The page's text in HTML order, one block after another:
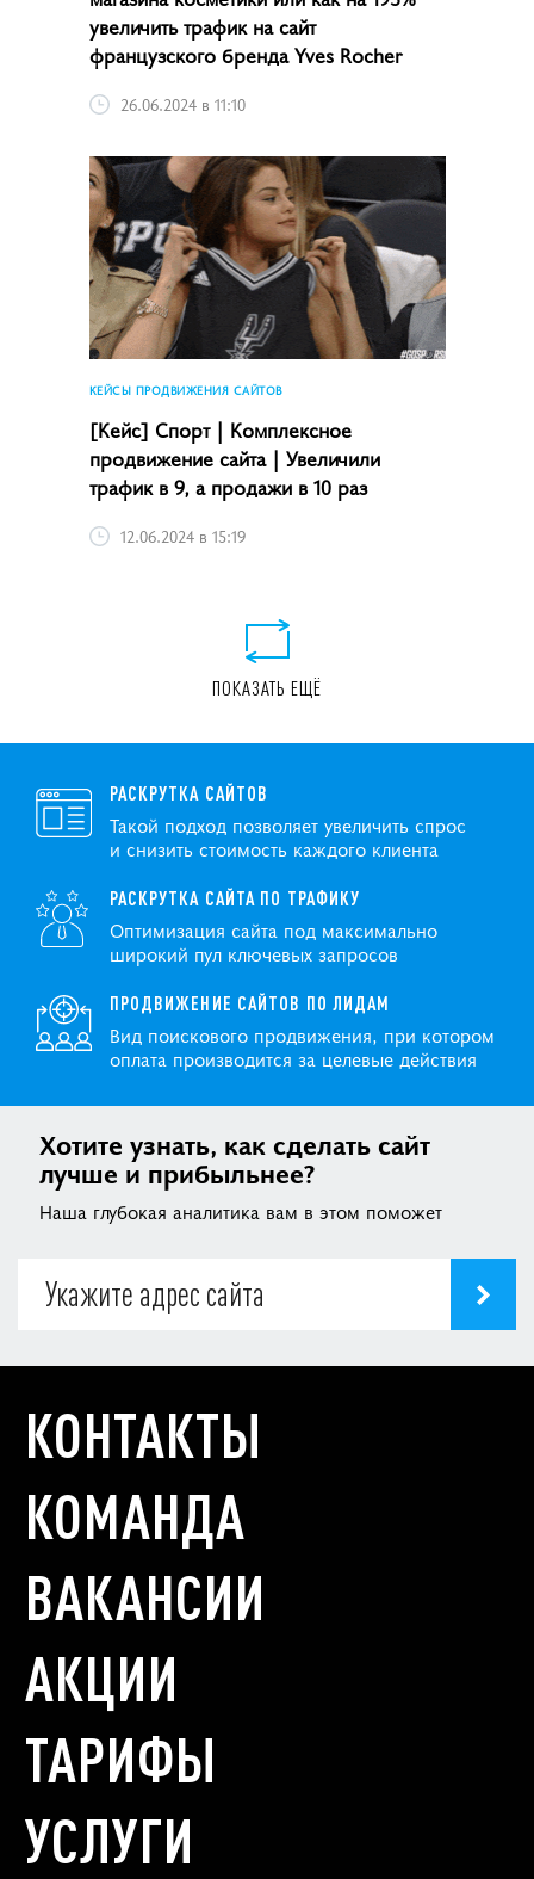
увеличить трафик на сайт
французского бренда Yves Rocher
26.06.2024 в 11:10
КЕЙСЫ ПРОДВИЖЕНИЯ САЙТОВ
[Кейс] Спорт | Комплексное
продвижение сайта | Увеличили
трафик в 9, а продажи в 10 раз
12.06.2024 в 15:19
ПОКАЗАТЬ ЕЩЁ
РАСКРУТКА САЙТОВ
Такой подход позволяет увеличить спрос
и снизить стоимость каждого клиента
РАСКРУТКА САЙТА ПО ТРАФИКУ
Оптимизация сайта под максимально
широкий пул ключевых запросов
ПРОДВИЖЕНИЕ САЙТОВ ПО ЛИДАМ
Вид поискового продвижения, при котором
оплата производится за целевые действия
Хотите узнать, как сделать сайт
лучше и прибыльнее?
Наша глубокая аналитика вам в этом поможет
КОНТАКТЫ
КОМАНДА
ВАКАНСИИ
АКЦИИ
ТАРИФЫ
УСЛУГИ